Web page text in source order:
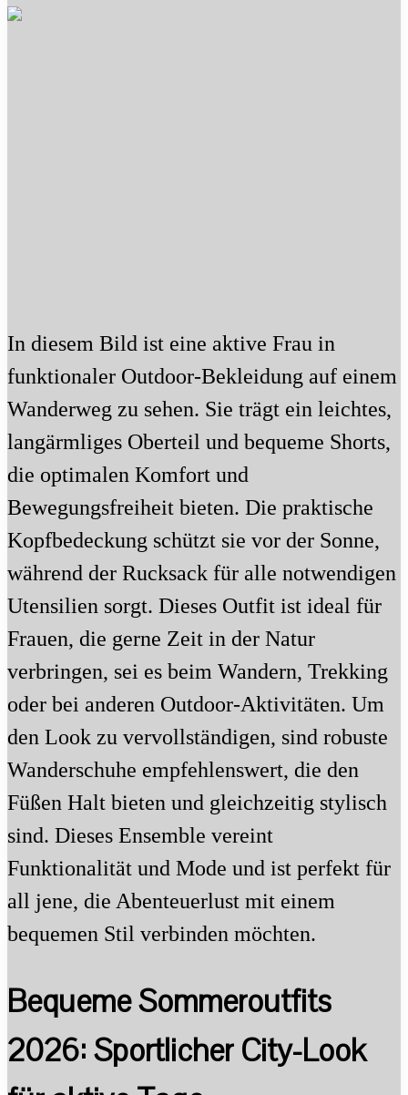
In diesem Bild ist eine aktive Frau in
funktionaler Outdoor-Bekleidung auf einem
Wanderweg zu sehen. Sie trägt ein leichtes,
langärmliges Oberteil und bequeme Shorts,
die optimalen Komfort und
Bewegungsfreiheit bieten. Die praktische
Kopfbedeckung schützt sie vor der Sonne,
während der Rucksack für alle notwendigen
Utensilien sorgt. Dieses Outfit ist ideal für
Frauen, die gerne Zeit in der Natur
verbringen, sei es beim Wandern, Trekking
oder bei anderen Outdoor-Aktivitäten. Um
den Look zu vervollständigen, sind robuste
Wanderschuhe empfehlenswert, die den
Füßen Halt bieten und gleichzeitig stylisch
sind. Dieses Ensemble vereint
Funktionalität und Mode und ist perfekt für
all jene, die Abenteuerlust mit einem
bequemen Stil verbinden möchten.
Bequeme Sommeroutfits
2026: Sportlicher City-Look